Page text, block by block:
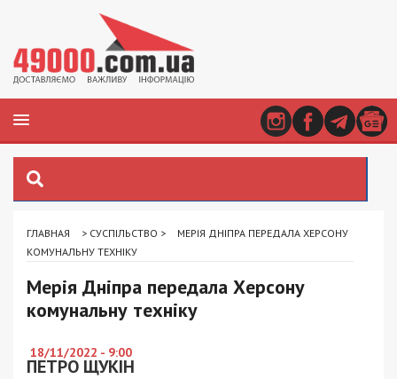
ГЛАВНАЯ > СУСПІЛЬСТВО >
МЕРІЯ ДНІПРА ПЕРЕДАЛА ХЕРСОНУ
КОМУНАЛЬНУ ТЕХНІКУ
Мерія Дніпра передала Херсону
комунальну техніку
18/11/2022 - 9:00
ПЕТРО ЩУКІН